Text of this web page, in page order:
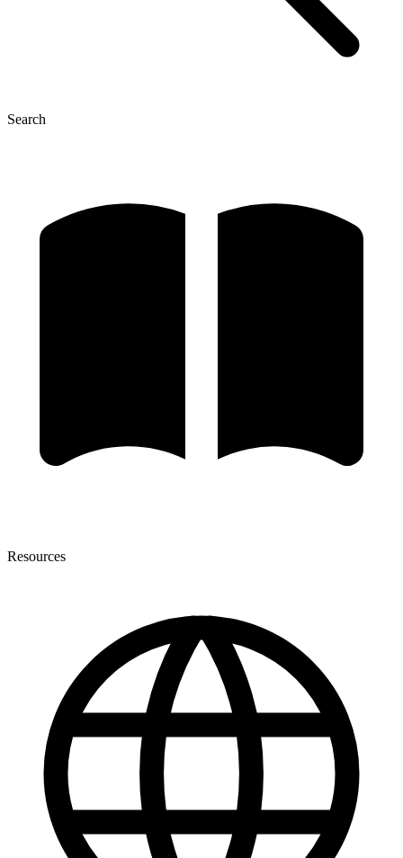
Search
Resources